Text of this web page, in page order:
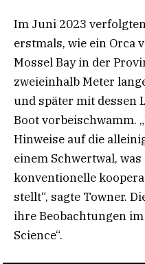
Im Juni 2023
erstmals, wie ein Orca
Mossel Bay in der
zweieinhalb Meter
und später mit dessen
Boot vorbeischwamm.
Hinweise auf die
einem Schwertwal,
konventionelle
stellt“, sagte Towner.
ihre Beobachtungen
Science“.